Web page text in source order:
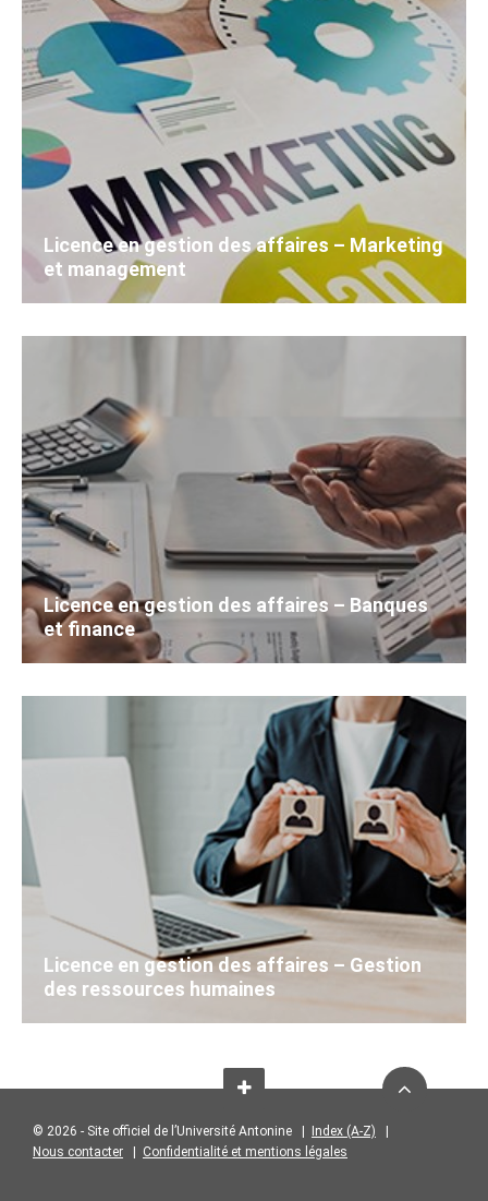
Licence en gestion des affaires – Marketing
et management
Licence en gestion des affaires – Banques
et finance
Licence en gestion des affaires – Gestion
des ressources humaines
© 2026 - Site officiel de l’Université Antonine | Index (A-Z)
Nous contacter
Confidentialité et mentions légales